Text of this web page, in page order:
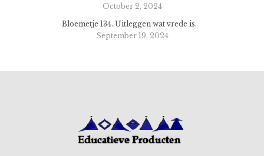
October 2, 2024
Bloemetje 134. Uitleggen wat vrede is.
September 19, 2024